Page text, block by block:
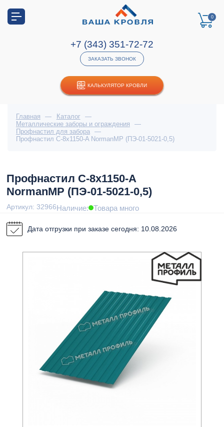
КАЛЬКУЛЯТОР КРОВЛИ
0
+7 (343) 351-72-72
ЗАКАЗАТЬ ЗВОНОК
Главная — Каталог
—
Металлические заборы и ограждения
—
Профнастил для забора
—
Профнастил С-8x1150-A NormanMP (ПЭ-01-5021-0,5)
Профнастил С-8x1150-A
NormanMP (ПЭ-01-5021-0,5)
Артикул: 32966Наличие: Товара много
Дата отгрузки при заказе сегодня: 10.08.2026